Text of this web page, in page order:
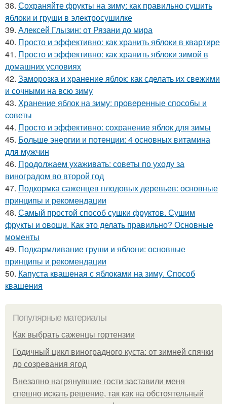
38. Сохраняйте фрукты на зиму: как правильно сушить
яблоки и груши в электросушилке
39. Алексей Глызин: от Рязани до мира
40. Просто и эффективно: как хранить яблоки в квартире
41. Просто и эффективно: как хранить яблоки зимой в
домашних условиях
42. Заморозка и хранение яблок: как сделать их свежими
и сочными на всю зиму
43. Хранение яблок на зиму: проверенные способы и
советы
44. Просто и эффективно: сохранение яблок для зимы
45. Больше энергии и потенции: 4 основных витамина
для мужчин
46. Продолжаем ухаживать: советы по уходу за
виноградом во второй год
47. Подкормка саженцев плодовых деревьев: основные
принципы и рекомендации
48. Самый простой способ сушки фруктов. Сушим
фрукты и овощи. Как это делать правильно? Основные
моменты
49. Подкармливание груши и яблони: основные
принципы и рекомендации
50. Капуста квашеная с яблоками на зиму. Способ
квашения
Популярные материалы
Как выбрать саженцы гортензии
Годичный цикл виноградного куста: от зимней спячки
до созревания ягод
Внезапно нагрянувшие гости заставили меня
спешно искать решение, так как на обстоятельный